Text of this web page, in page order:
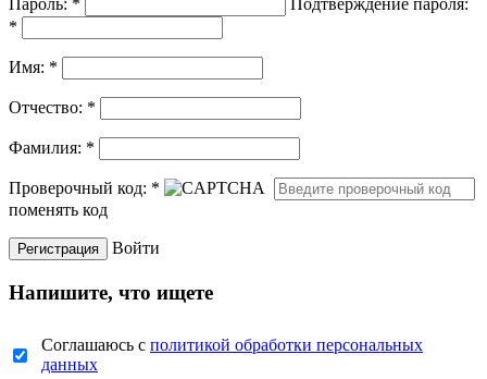
*
Имя: *
Отчество: *
Фамилия: *
Проверочный код: *
поменять код
Войти
Напишите, что ищете
Соглашаюсь с политикой обработки персональных
данных